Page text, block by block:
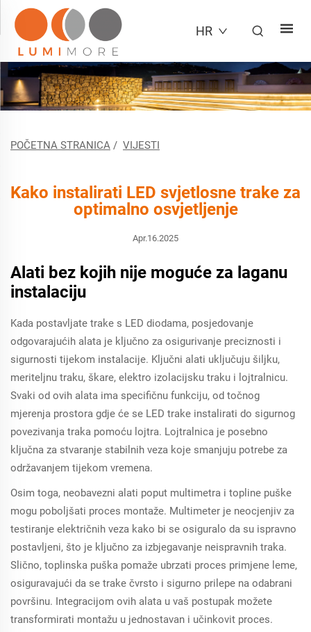
HR
POČETNA STRANICA / VIJESTI
Kako instalirati LED svjetlosne trake za
optimalno osvjetljenje
Apr.16.2025
Alati bez kojih nije moguće za laganu
instalaciju
Kada postavljate trake s LED diodama, posjedovanje
odgovarajućih alata je ključno za osigurivanje preciznosti i
sigurnosti tijekom instalacije. Ključni alati uključuju šiljku,
meriteljnu traku, škare, elektro izolacijsku traku i lojtralnicu.
Svaki od ovih alata ima specifičnu funkciju, od točnog
mjerenja prostora gdje će se LED trake instalirati do sigurnog
povezivanja traka pomoću lojtra. Lojtralnica je posebno
ključna za stvaranje stabilnih veza koje smanjuju potrebe za
održavanjem tijekom vremena.
Osim toga, neobavezni alati poput multimetra i topline puške
mogu poboljšati proces montaže. Multimeter je neocjenjiv za
testiranje električnih veza kako bi se osiguralo da su ispravno
postavljeni, što je ključno za izbjegavanje neispravnih traka.
Slično, toplinska puška pomaže ubrzati proces primjene leme,
osiguravajući da se trake čvrsto i sigurno prilepe na odabrani
površinu. Integracijom ovih alata u vaš postupak možete
transformirati montažu u jednostavan i učinkovit proces.